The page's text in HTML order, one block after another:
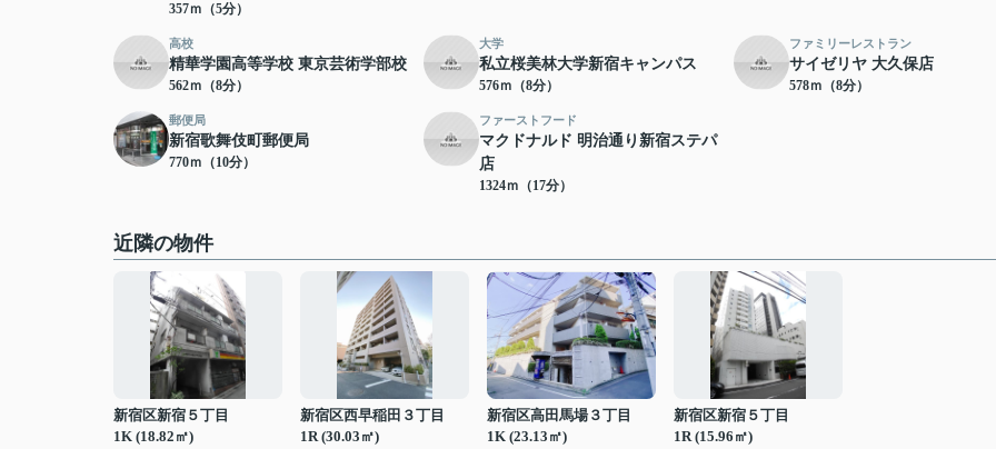
357ｍ（5分）
高校
精華学園高等学校 東京芸術学部校
562ｍ（8分）
大学
私立桜美林大学新宿キャンパス
576ｍ（8分）
ファミリーレストラン
サイゼリヤ 大久保店
578ｍ（8分）
郵便局
新宿歌舞伎町郵便局
770ｍ（10分）
ファーストフード
マクドナルド 明治通り新宿ステパ
店
1324ｍ（17分）
近隣の物件
新宿区新宿５丁目
1K (18.82㎡)
新宿区西早稲田３丁目
1R (30.03㎡)
新宿区高田馬場３丁目
1K (23.13㎡)
新宿区新宿５丁目
1R (15.96㎡)